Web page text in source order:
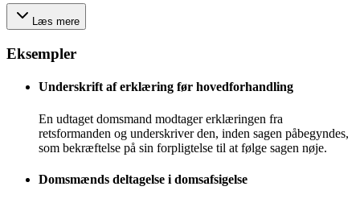
Læs mere
Eksempler
Underskrift af erklæring før hovedforhandling
En udtaget domsmand modtager erklæringen fra
retsformanden og underskriver den, inden sagen påbegyndes,
som bekræftelse på sin forpligtelse til at følge sagen nøje.
Domsmænds deltagelse i domsafsigelse